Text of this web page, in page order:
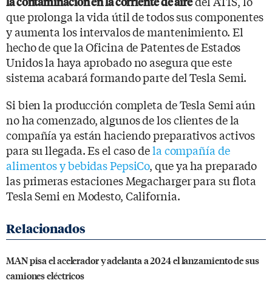
que prolonga la vida útil de todos sus componentes
y aumenta los intervalos de mantenimiento. El
hecho de que la Oficina de Patentes de Estados
Unidos la haya aprobado no asegura que este
sistema acabará formando parte del Tesla Semi.
Si bien la producción completa de Tesla Semi aún
no ha comenzado, algunos de los clientes de la
compañía ya están haciendo preparativos activos
para su llegada. Es el caso dela compañía de
alimentos y bebidas PepsiCo, que ya ha preparado
las primeras estaciones Megacharger para su flota
Tesla Semi en Modesto, California.
MAN pisa el acelerador y adelanta a 2024 el lanzamiento de sus
camiones eléctricos